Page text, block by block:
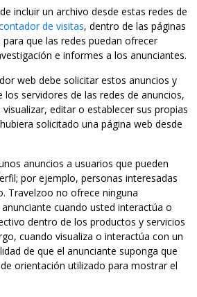
incluir un archivo desde estas redes de
de visitas, dentro de las páginas
que las redes puedan ofrecer
e informes a los anunciantes.
web debe solicitar estos anuncios y
servidores de las redes de anuncios,
editar o establecer sus propias
solicitado una página web desde
anuncios a usuarios que pueden
por ejemplo, personas interesadas
Travelzoo no ofrece ninguna
cuando usted interactúa o
dentro de los productos y servicios
cuando visualiza o interactúa con un
de que el anunciante suponga que
orientación utilizado para mostrar el